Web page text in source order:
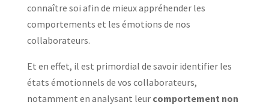
connaître soi afin de mieux appréhender les
comportements et les émotions de nos
collaborateurs.
Et en effet, il est primordial de savoir identifier les
états émotionnels de vos collaborateurs,
notamment en analysant leur comportement non